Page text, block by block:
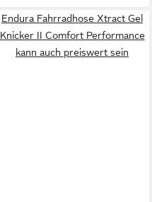
Endura Fahrradhose Xtract Gel
Knicker II Comfort Performance
kann auch preiswert sein